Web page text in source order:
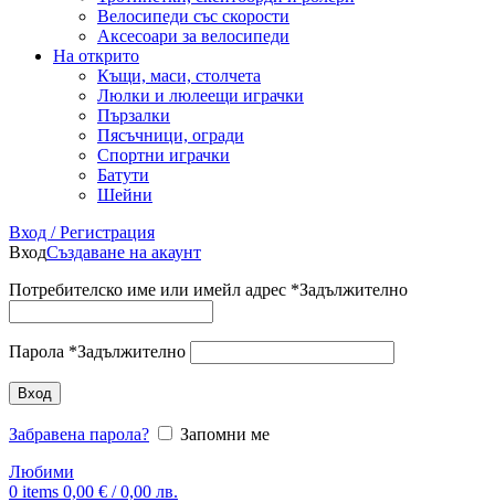
Велосипеди със скорости
Аксесоари за велосипеди
На открито
Къщи, маси, столчета
Люлки и люлеещи играчки
Пързалки
Пясъчници, огради
Спортни играчки
Батути
Шейни
Вход / Регистрация
ВходСъздаване на акаунт
Потребителско име или имейл адрес *Задължително
Парола *Задължително
Вход
Забравена парола?
Запомни ме
Любими
0 items 0,00 € / 0,00 лв.